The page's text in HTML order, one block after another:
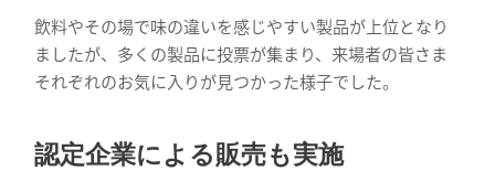
飲料やその場で味の違いを感じやすい製品が上位となり
ましたが、多くの製品に投票が集まり、来場者の皆さま
それぞれのお気に入りが見つかった様子でした。
認定企業による販売も実施